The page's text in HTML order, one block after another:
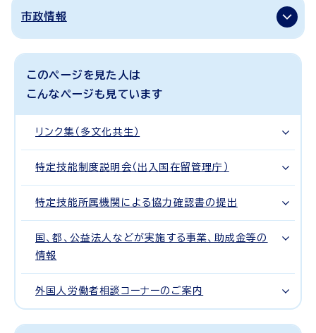
市政情報
このページを見た人は
こんなページも見ています
リンク集（多文化共生）
特定技能制度説明会（出入国在留管理庁）
特定技能所属機関による協力確認書の提出
国、都、公益法人などが実施する事業、助成金等の
情報
外国人労働者相談コーナーのご案内